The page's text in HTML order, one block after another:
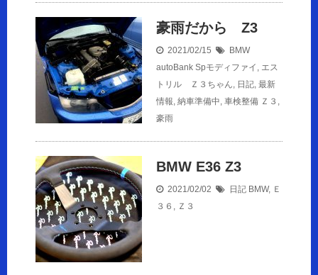
豪雨だから Z3
2021/02/15
BMW
autoBank Spモディファイ , エス
トリル Ｚ３ちゃん, 日記, 最新
情報, 納車準備中, 車検整備 Ｚ３ ,
豪雨
BMW E36 Z3
2021/02/02 日記 BMW, Ｅ
３６ , Ｚ３